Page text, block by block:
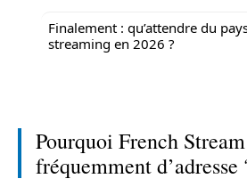
Finalement : qu’attendre du
streaming en 2026 ?
Pourquoi French
fréquemment d’adresse